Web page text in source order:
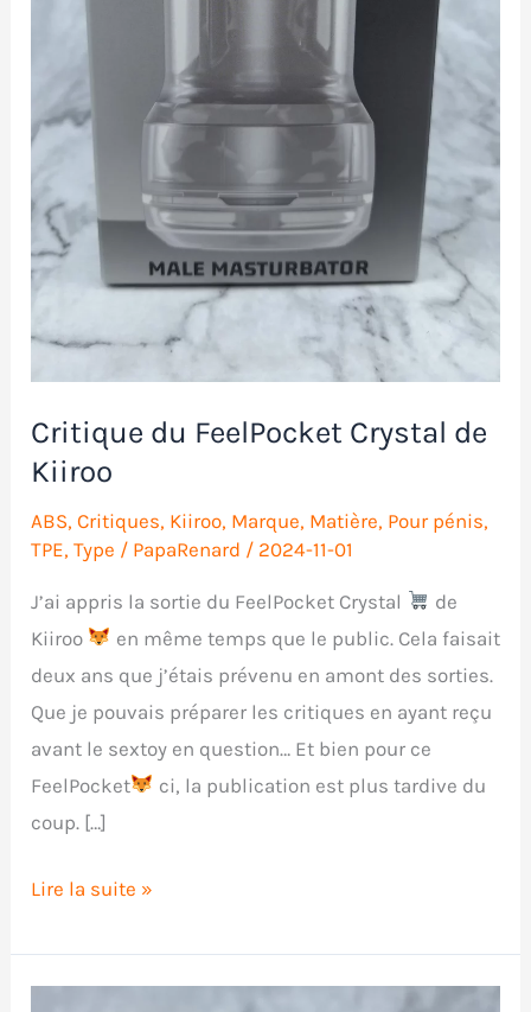
Critique du FeelPocket Crystal de
Kiiroo
ABS,Critiques, Kiiroo, Marque, Matière, Pour pénis,
TPE,Type / PapaRenard / 2024-11-01
J’ai appris la sortie du FeelPocket Crystal
de
Kiiroo
en même temps que le public. Cela faisait
deux ans que j’étais prévenu en amont des sorties.
Que je pouvais préparer les critiques en ayant reçu
avant le sextoy en question… Et bien pour ce
FeelPocket
ci, la publication est plus tardive du
coup. […]
Critique
FeelPocket
Lire la suite »